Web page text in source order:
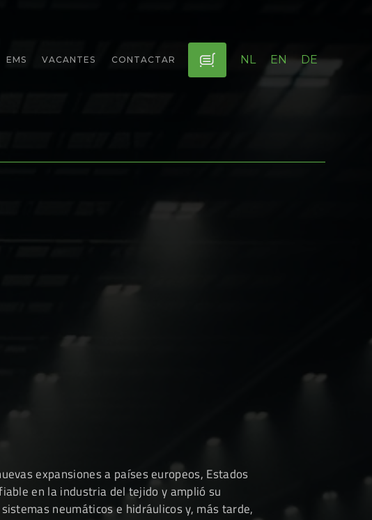
EMS VACANTES CONTACTAR NL EN DE
expansiones a países europeos, Estados
en la industria del tejido y amplió su
neumáticos e hidráulicos y, más tarde,